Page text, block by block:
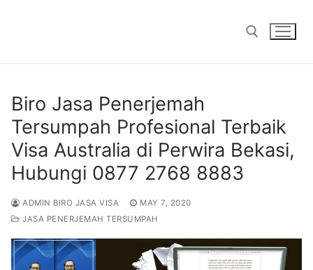
Biro Jasa Penerjemah
Tersumpah Profesional Terbaik
Visa Australia di Perwira Bekasi,
Hubungi 0877 2768 8883
ADMIN BIRO JASA VISA
MAY 7, 2020
JASA PENERJEMAH TERSUMPAH